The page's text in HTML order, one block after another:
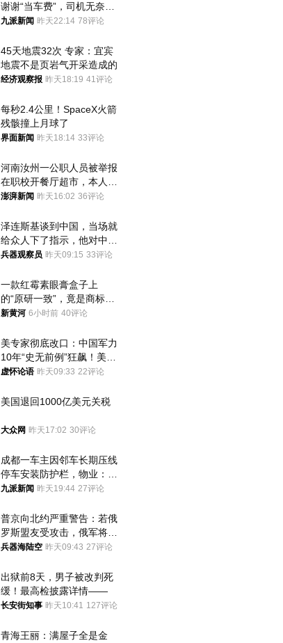
谢谢“当车费”，司机无奈发
笑；印度网友：不代表印度
九派新闻 昨天22:14 78评论
45天地震32次 专家：宜宾
地震不是页岩气开采造成的
经济观察报 昨天18:19 41评论
每秒2.4公里！SpaceX火箭
残骸撞上月球了
界面新闻 昨天18:14 33评论
河南汝州一公职人员被举报
在职校开餐厅超市，本人回
应称“是给别人帮忙”
澎湃新闻 昨天16:02 36评论
泽连斯基谈到中国，当场就
给众人下了指示，他对中国
和中乌关系，显然又有了新
兵器观察员 昨天09:15 33评论
一款红霉素眼膏盒子上
的“原研一致”，竟是商标！
律师：极易误导消费者；网
新黄河 6小时前 40评论
美专家彻底改口：中国军力
10年“史无前例”狂飙！美军
真慌了
虚怀论语 昨天09:33 22评论
美国退回1000亿美元关税
大众网 昨天17:02 30评论
成都一车主因邻车长期压线
停车安装防护栏，物业：不
建议装护栏，也会影响自身
九派新闻 昨天19:44 27评论
普京向北约严重警告：若俄
罗斯盟友受攻击，俄军将动
用核武器保护
兵器海陆空 昨天09:43 27评论
出狱前8天，男子被改判死
缓！最高检披露详情——
长安街知事 昨天10:41 127评论
青海王丽：满屋子全是金